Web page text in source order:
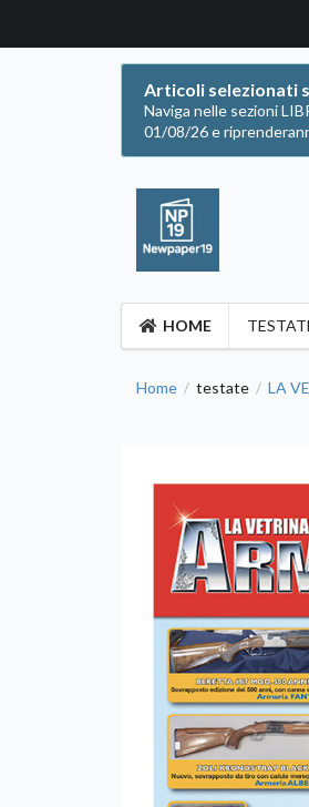
Articoli selezionati
Naviga nelle sezioni
01/08/26 e
HOME
Home / testate / LA